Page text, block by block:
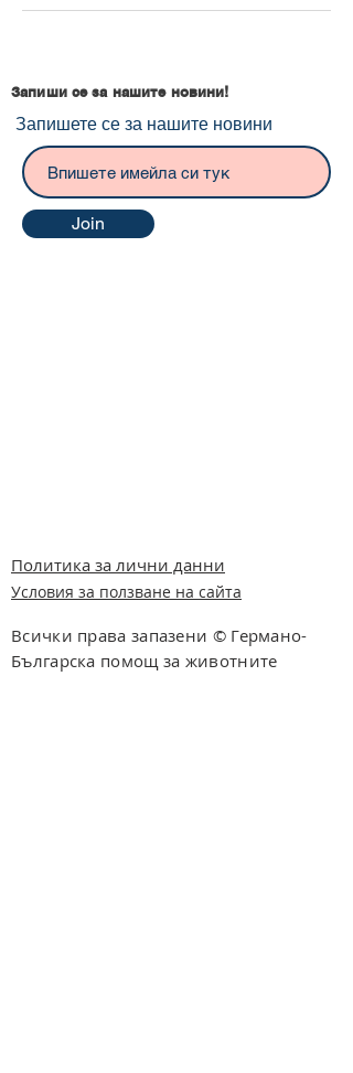
Запиши се за нашите новини!
Запишете се за нашите новини
Join
Политика за лични данни
Условия за ползване на сайта
Всички права запазени © Германо-
Българска помощ за животните